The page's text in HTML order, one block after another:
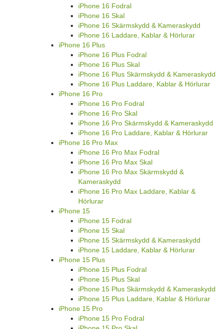
iPhone 16 Fodral
iPhone 16 Skal
iPhone 16 Skärmskydd & Kameraskydd
iPhone 16 Laddare, Kablar & Hörlurar
iPhone 16 Plus
iPhone 16 Plus Fodral
iPhone 16 Plus Skal
iPhone 16 Plus Skärmskydd & Kameraskydd
iPhone 16 Plus Laddare, Kablar & Hörlurar
iPhone 16 Pro
iPhone 16 Pro Fodral
iPhone 16 Pro Skal
iPhone 16 Pro Skärmskydd & Kameraskydd
iPhone 16 Pro Laddare, Kablar & Hörlurar
iPhone 16 Pro Max
iPhone 16 Pro Max Fodral
iPhone 16 Pro Max Skal
iPhone 16 Pro Max Skärmskydd &
Kameraskydd
iPhone 16 Pro Max Laddare, Kablar &
Hörlurar
iPhone 15
iPhone 15 Fodral
iPhone 15 Skal
iPhone 15 Skärmskydd & Kameraskydd
iPhone 15 Laddare, Kablar & Hörlurar
iPhone 15 Plus
iPhone 15 Plus Fodral
iPhone 15 Plus Skal
iPhone 15 Plus Skärmskydd & Kameraskydd
iPhone 15 Plus Laddare, Kablar & Hörlurar
iPhone 15 Pro
iPhone 15 Pro Fodral